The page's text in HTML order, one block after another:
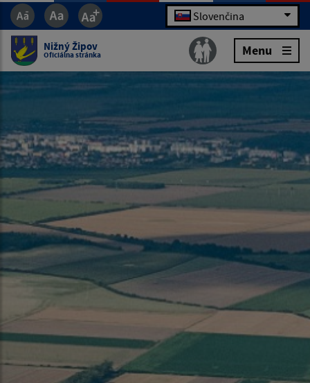
Slovenčina
Nižný Žipov
Oficiálna stránka Menu